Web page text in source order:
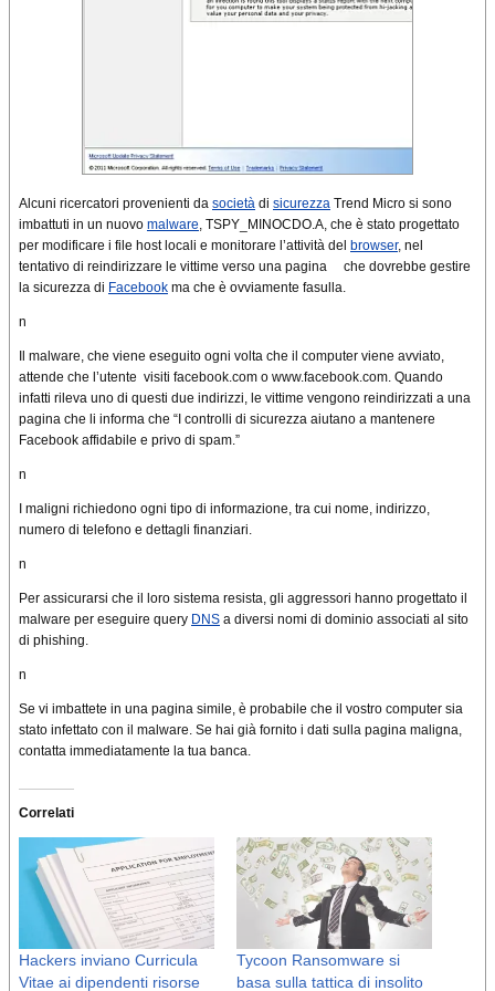
Alcuni ricercatori provenienti da società di sicurezza Trend Micro si sono
imbattuti in un nuovo malware , TSPY_MINOCDO.A, che è stato progettato
per modificare i file host locali e monitorare l’attività del browser, nel
tentativo di reindirizzare le vittime verso una pagina che dovrebbe gestire
la sicurezza di Facebook ma che è ovviamente fasulla.
n
Il malware, che viene eseguito ogni volta che il computer viene avviato,
attende che l’utente visiti facebook.com o www.facebook.com. Quando
infatti rileva uno di questi due indirizzi, le vittime vengono reindirizzati a una
pagina che li informa che “I controlli di sicurezza aiutano a mantenere
Facebook affidabile e privo di spam.”
n
I maligni richiedono ogni tipo di informazione, tra cui nome, indirizzo,
numero di telefono e dettagli finanziari.
n
Per assicurarsi che il loro sistema resista, gli aggressori hanno progettato il
malware per eseguire query DNS a diversi nomi di dominio associati al sito
di phishing.
n
Se vi imbattete in una pagina simile, è probabile che il vostro computer sia
stato infettato con il malware. Se hai già fornito i dati sulla pagina maligna,
contatta immediatamente la tua banca.
Correlati
Hackers inviano Curricula
Vitae ai dipendenti risorse
Tycoon Ransomware si
basa sulla tattica di insolito